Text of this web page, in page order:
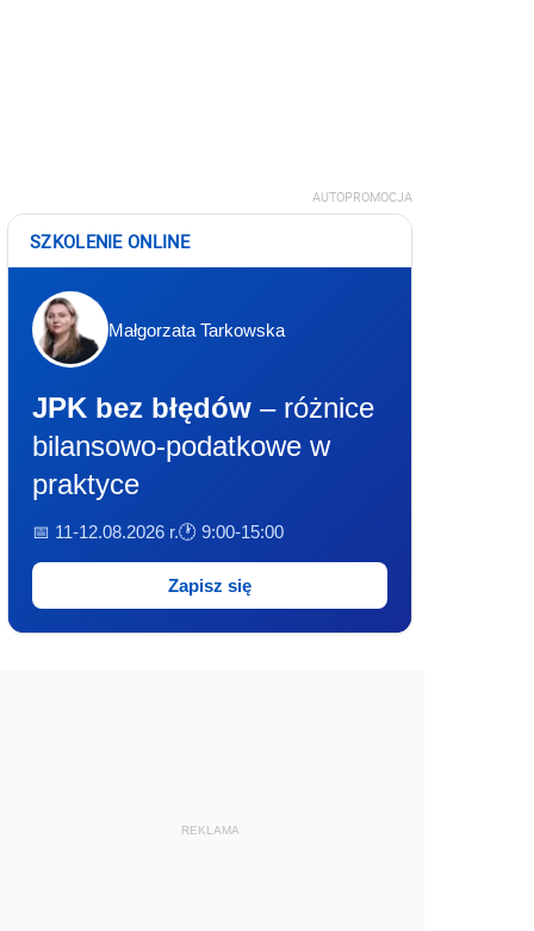
AUTOPROMOCJA
SZKOLENIE ONLINE
Małgorzata Tarkowska
JPK bez błędów – różnice
bilansowo-podatkowe w
praktyce
📅 11-12.08.2026 r.🕐 9:00-15:00
Zapisz się
REKLAMA